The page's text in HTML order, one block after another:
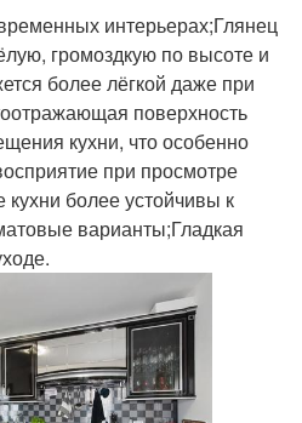
интерьерах;Глянец
громоздкую по высоте и
более лёгкой даже при
поверхность
кухни, что особенно
при просмотре
более устойчивы к
варианты;Гладкая